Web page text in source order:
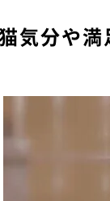
気分や